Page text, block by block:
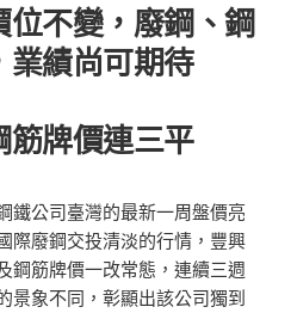
不變，廢鋼、鋼
績尚可期待
筋牌價連三平
鐵公司臺灣的最新一周盤價亮
際廢鋼交投清淡的行情，豐興
鋼筋牌價一改常態，連續三週
景象不同，彰顯出該公司獨到